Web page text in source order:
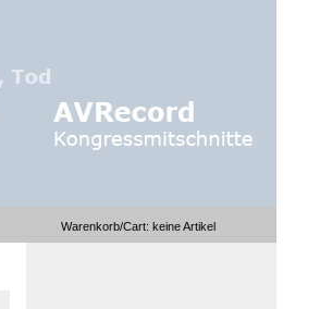
Warenkorb/Cart: keineArtikel